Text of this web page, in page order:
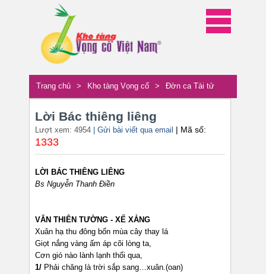
Trang chủ > Kho tàng Vọng cổ > Đờn ca Tài tử
Lời Bác thiêng liêng
Lượt xem: 4954 | Gửi bài viết qua email | Mã số:
1333
LỜI BÁC THIÊNG LIÊNG
Bs Nguyễn Thanh Điền
VĂN THIÊN TƯỜNG - XẾ XẢNG
Xuân hạ thu đông bốn mùa cây thay lá
Giọt nắng vàng ấm áp cõi lòng ta,
Cơn gió nào lành lạnh thổi qua,
1/ Phải chăng là trời sắp sang…xuân.(oan)